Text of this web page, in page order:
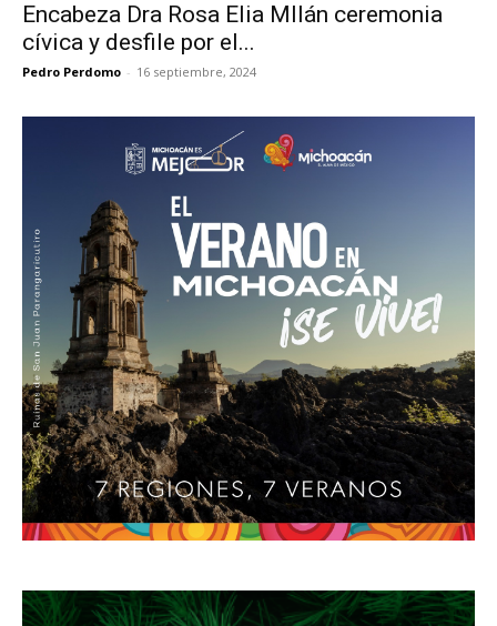
Encabeza Dra Rosa Elia MIlán ceremonia
cívica y desfile por el...
Pedro Perdomo - 16 septiembre, 2024